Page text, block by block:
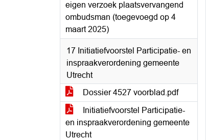
eigen verzoek plaatsvervangend
ombudsman (toegevoegd op 4
maart 2025)
17 Initiatiefvoorstel Participatie- en
inspraakverordening gemeente
Utrecht
Dossier 4527 voorblad.pdf
Initiatiefvoorstel Participatie-
en inspraakverordening gemeente
Utrecht